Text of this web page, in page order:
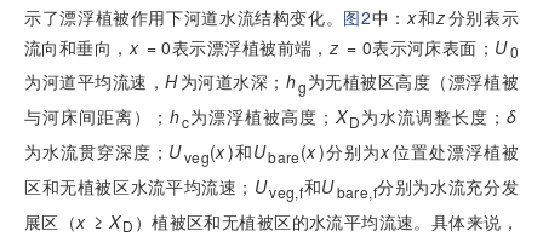
示了漂浮植被作用下河道水流结构变化。 图2中： x和z分别表示
流向和垂向， x = 0表示漂浮植被前端， z = 0表示河床表面； U0
为河道平均流速，H为河道水深； hg为无植被区高度（漂浮植被
与河床间距离）； hc为漂浮植被高度； XD为水流调整长度； δ
为水流贯穿深度； Uveg(x)和Ubare(x)分别为x位置处漂浮植被
区和无植被区水流平均流速； Uveg,f和Ubare,f分别为水流充分发
展区（x ≥ XD ）植被区和无植被区的水流平均流速。具体来说，